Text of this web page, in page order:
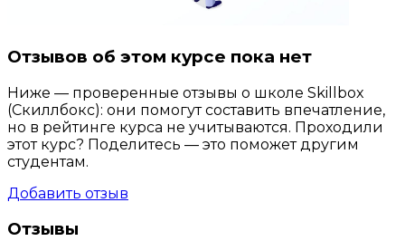
Отзывов об этом курсе пока нет
Ниже — проверенные отзывы о школе Skillbox
(Скиллбокс): они помогут составить впечатление,
но в рейтинге курса не учитываются. Проходили
этот курс? Поделитесь — это поможет другим
студентам.
Добавить отзыв
Отзывы